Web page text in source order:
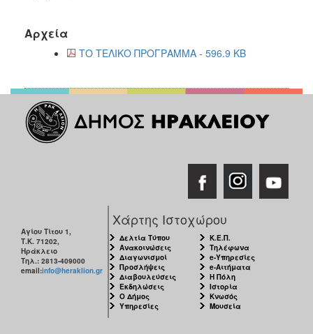
Αρχεία
ΤΟ ΤΕΛΙΚΟ ΠΡΟΓΡΑΜΜΑ - 596.9 KB
Αγίου Τίτου 1,
Τ.Κ. 71202,
Ηράκλειο
Τηλ.: 2813-409000
email:info@heraklion.gr
Χάρτης Ιστοχώρου
Δελτία Τύπου
Ανακοινώσεις
Διαγωνισμοί
Προσλήψεις
Διαβουλεύσεις
Εκδηλώσεις
Ο Δήμος
Υπηρεσίες
Κ.Ε.Π.
Τηλέφωνα
e-Υπηρεσίες
e-Αιτήματα
Η Πόλη
Ιστορία
Κνωσός
Μουσεία